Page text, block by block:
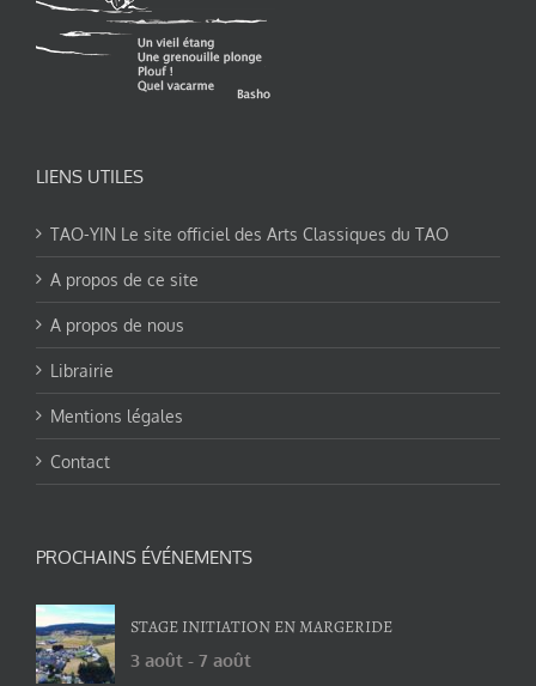
LIENS UTILES
TAO-YIN Le site officiel des Arts Classiques du TAO
A propos de ce site
A propos de nous
Librairie
Mentions légales
Contact
PROCHAINS ÉVÉNEMENTS
STAGE INITIATION EN MARGERIDE
3 août - 7 août